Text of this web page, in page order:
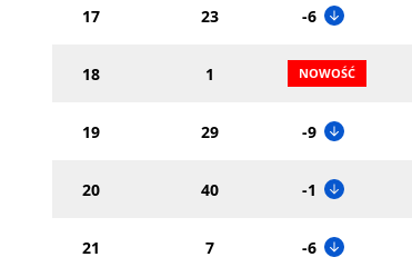
17 23 -6
18 1
19 29 -9
20 40 -1
21 7 -6